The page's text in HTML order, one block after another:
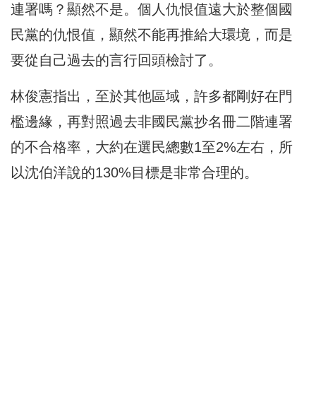
連署嗎？顯然不是。個人仇恨值遠大於整個國
民黨的仇恨值，顯然不能再推給大環境，而是
要從自己過去的言行回頭檢討了。
林俊憲指出，至於其他區域，許多都剛好在門
檻邊緣，再對照過去非國民黨抄名冊二階連署
的不合格率，大約在選民總數1至2%左右，所
以沈伯洋說的130%目標是非常合理的。